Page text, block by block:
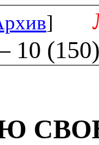
]
(150)